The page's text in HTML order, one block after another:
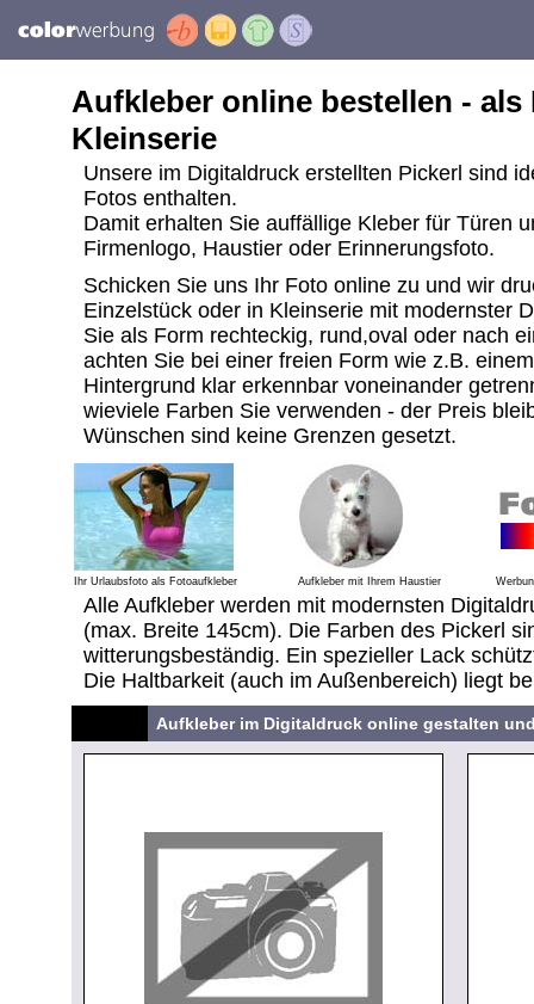
Aufkleber online bestellen -
Kleinserie
Unsere im Digitaldruck erstellten Pickerl sind
Fotos enthalten.
Damit erhalten Sie auffällige Kleber für Türen
Firmenlogo, Haustier oder Erinnerungsfoto.
Schicken Sie uns Ihr Foto online zu und wir
Einzelstück oder in Kleinserie mit modernster
Sie als Form rechteckig, rund,oval oder nach
achten Sie bei einer freien Form wie z.B.
Hintergrund klar erkennbar voneinander
wieviele Farben Sie verwenden - der Preis
Wünschen sind keine Grenzen gesetzt.
Ihr Urlaubsfoto als Fotoaufkleber Aufkleber mit Ihrem Haustier
Alle Aufkleber werden mit modernsten
(max. Breite 145cm). Die Farben des Pickerl
witterungsbeständig. Ein spezieller Lack
Die Haltbarkeit (auch im Außenbereich) liegt
Aufkleber im Digitaldruck online gestalten